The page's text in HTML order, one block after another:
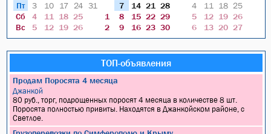
Пт
Сб
Вс
3
10 17 24 31
4
11 18 25
5
12 19 26
7
14 21
28
1
8 15 22 29
2
9 16 23 30
4
11 18 25
5
12 19 26
6
13 20 27
ТОП-объявления
Продам Поросята 4 месяца
Джанкой
80 руб., торг, подрощенных поросят 4 месяца в количестве 8 шт.
Поросята полностью привиты. Находятся в Джанкойском районе, с
Светлое.